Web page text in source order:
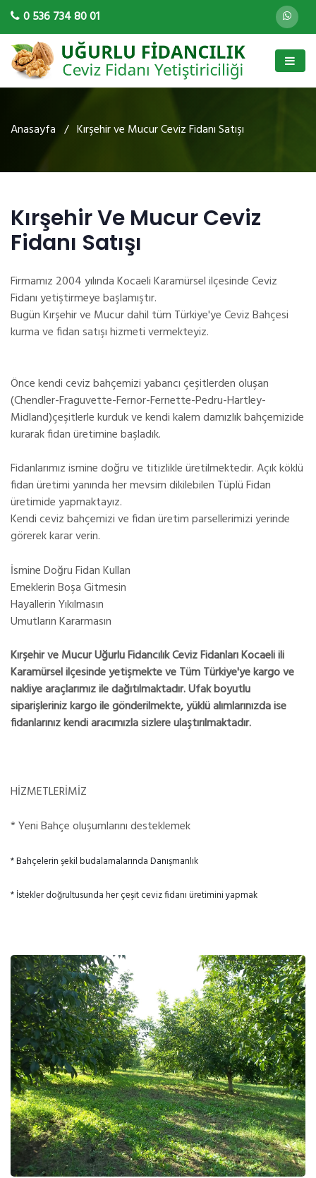
0 536 734 80 01
Anasayfa / Kırşehir ve Mucur Ceviz Fidanı Satışı
Kırşehir Ve Mucur Ceviz
Fidanı Satışı
Firmamız 2004 yılında Kocaeli Karamürsel ilçesinde Ceviz
Fidanı yetiştirmeye başlamıştır.
Bugün Kırşehir ve Mucur dahil tüm Türkiye'ye Ceviz Bahçesi
kurma ve fidan satışı hizmeti vermekteyiz.
Önce kendi ceviz bahçemizi yabancı çeşitlerden oluşan
(Chendler-Fraguvette-Fernor-Fernette-Pedru-Hartley-
Midland)çeşitlerle kurduk ve kendi kalem damızlık bahçemizide
kurarak fidan üretimine başladık.
Fidanlarımız ismine doğru ve titizlikle üretilmektedir. Açık köklü
fidan üretimi yanında her mevsim dikilebilen Tüplü Fidan
üretimide yapmaktayız.
Kendi ceviz bahçemizi ve fidan üretim parsellerimizi yerinde
görerek karar verin.
İsmine Doğru Fidan Kullan
Emeklerin Boşa Gitmesin
Hayallerin Yıkılmasın
Umutların Kararmasın
Kırşehir ve Mucur Uğurlu Fidancılık Ceviz Fidanları Kocaeli ili
Karamürsel ilçesinde yetişmekte ve Tüm Türkiye'ye kargo ve
nakliye araçlarımız ile dağıtılmaktadır. Ufak boyutlu
siparişleriniz kargo ile gönderilmekte, yüklü alımlarınızda ise
fidanlarınız kendi aracımızla sizlere ulaştırılmaktadır.
HİZMETLERİMİZ
* Yeni Bahçe oluşumlarını desteklemek
* Bahçelerin şekil budalamalarında Danışmanlık
* İstekler doğrultusunda her çeşit ceviz fidanı üretimini yapmak